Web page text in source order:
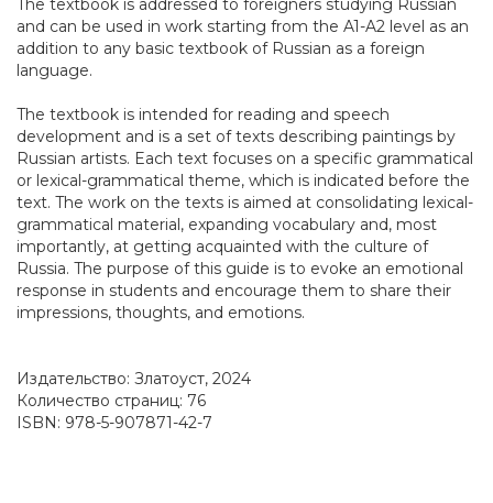
The textbook is addressed to foreigners studying Russian
and can be used in work starting from the A1-A2 level as an
addition to any basic textbook of Russian as a foreign
language.
The textbook is intended for reading and speech
development and is a set of texts describing paintings by
Russian artists. Each text focuses on a specific grammatical
or lexical-grammatical theme, which is indicated before the
text. The work on the texts is aimed at consolidating lexical-
grammatical material, expanding vocabulary and, most
importantly, at getting acquainted with the culture of
Russia. The purpose of this guide is to evoke an emotional
response in students and encourage them to share their
impressions, thoughts, and emotions.
Издательство: Златоуст, 2024
Количество страниц: 76
ISBN: 978-5-907871-42-7